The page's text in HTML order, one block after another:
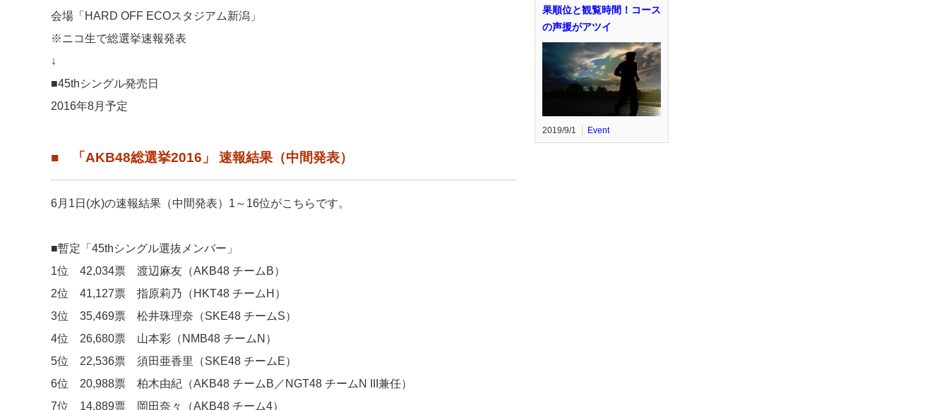
会場「HARD OFF ECOスタジアム新潟」
※ニコ生で総選挙速報発表
↓
■45thシングル発売日
2016年8月予定
■ 「AKB48総選挙2016」 速報結果（中間発表）
6月1日(水)の速報結果（中間発表）1～16位がこちらです。
■暫定「45thシングル選抜メンバー」
1位 42,034票 渡辺麻友（AKB48 チームB）
2位 41,127票 指原莉乃（HKT48 チームH）
3位 35,469票 松井珠理奈（SKE48 チームS）
4位 26,680票 山本彩（NMB48 チームN）
5位 22,536票 須田亜香里（SKE48 チームE）
6位 20,988票 柏木由紀（AKB48 チームB／NGT48 チームN III兼任）
7位 14,889票 岡田奈々（AKB48 チーム4）
果順位と観覧時間！コース
の声援がアツイ
2019/9/1 Event